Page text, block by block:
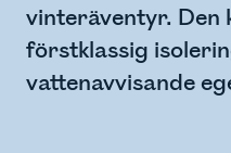
vinteräventyr. Den
förstklassig
vattenavvisande